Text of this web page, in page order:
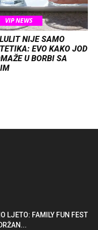
VIP NEWS
NIJE SAMO
EVO KAKO JOD
U BORBI SA
LJETO: FAMILY FUN FEST